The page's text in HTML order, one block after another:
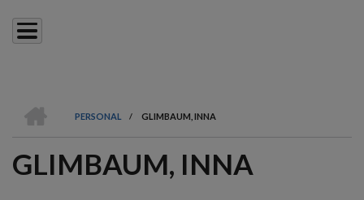
LEIVAPURU
PERSONAL
/ GLIMBAUM, INNA
GLIMBAUM, INNA